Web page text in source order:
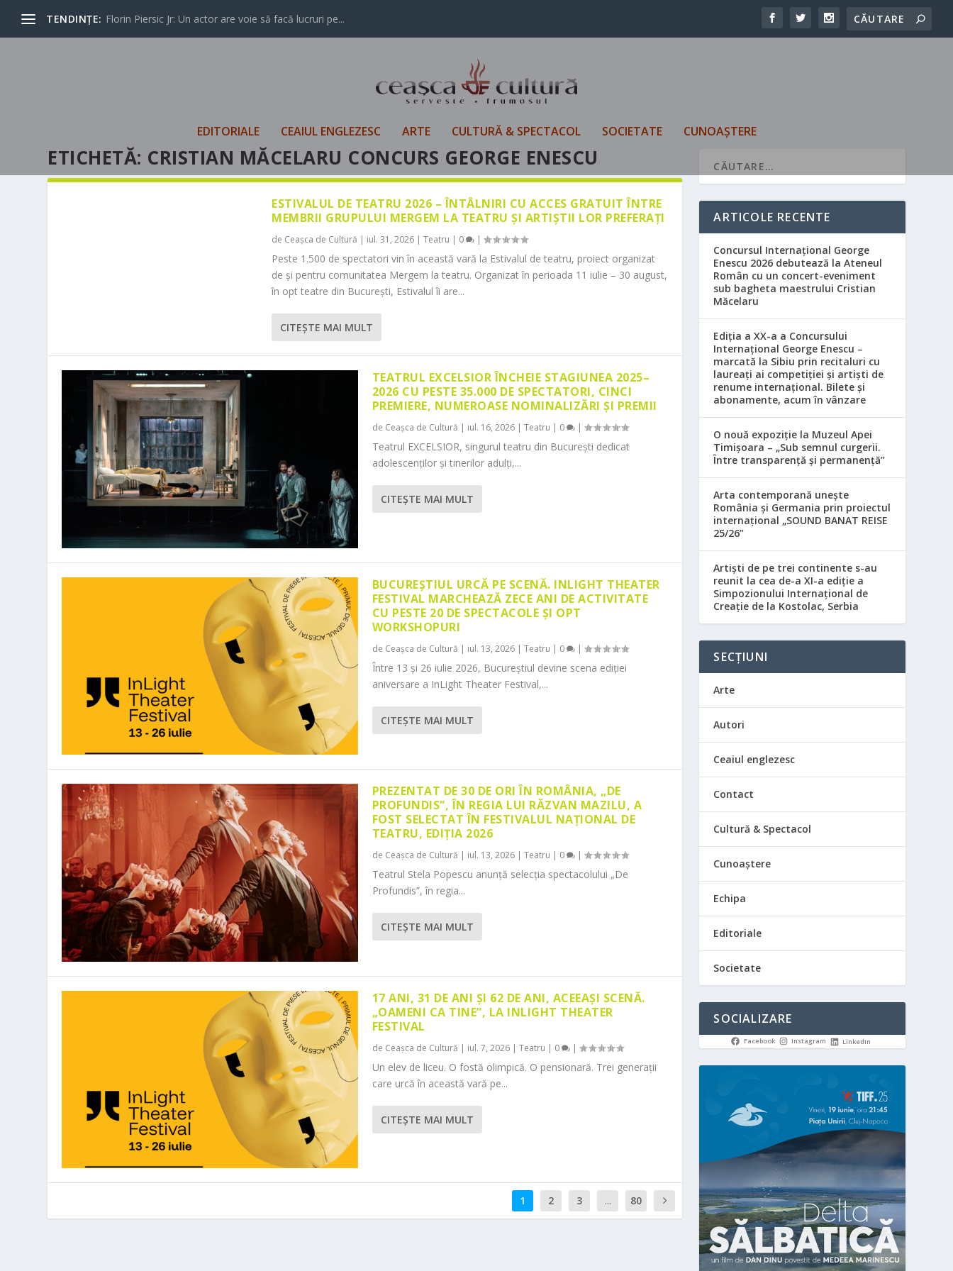
TENDINȚE: Florin Piersic Jr: Un actor are voie să facă lucruri pe...
EDITORIALE CEAIUL ENGLEZESC ARTE CULTURĂ & SPECTACOL SOCIETATE CUNOAȘTERE
ETICHETĂ: CRISTIAN MĂCELARU CONCURS GEORGE ENESCU
ESTIVALUL DE TEATRU 2026 – ÎNTÂLNIRI CU ACCES GRATUIT ÎNTRE
MEMBRII GRUPULUI MERGEM LA TEATRU ȘI ARTIȘTII LOR PREFERAȚI
de Ceașca de Cultură | iul. 31, 2026 |Teatru | 0 |
Peste 1.500 de spectatori vin în această vară la Estivalul de teatru, proiect organizat
de și pentru comunitatea Mergem la teatru. Organizat în perioada 11 iulie – 30 august,
în opt teatre din București, Estivalul îi are...
CITEŞTE MAI MULT
TEATRUL EXCELSIOR ÎNCHEIE STAGIUNEA 2025–
2026 CU PESTE 35.000 DE SPECTATORI, CINCI
PREMIERE, NUMEROASE NOMINALIZĂRI ȘI PREMII
de Ceașca de Cultură | iul. 16, 2026| Teatru | 0 |
Teatrul EXCELSIOR, singurul teatru din București dedicat
adolescenților și tinerilor adulți,...
CITEŞTE MAI MULT
BUCUREȘTIUL URCĂ PE SCENĂ. INLIGHT THEATER
FESTIVAL MARCHEAZĂ ZECE ANI DE ACTIVITATE
CU PESTE 20 DE SPECTACOLE ȘI OPT
WORKSHOPURI
de Ceașca de Cultură | iul. 13, 2026| Teatru | 0 |
Între 13 și 26 iulie 2026, Bucureștiul devine scena ediției
aniversare a InLight Theater Festival,...
CITEŞTE MAI MULT
PREZENTAT DE 30 DE ORI ÎN ROMÂNIA, „DE
PROFUNDIS”, ÎN REGIA LUI RĂZVAN MAZILU, A
FOST SELECTAT ÎN FESTIVALUL NAȚIONAL DE
TEATRU, EDIȚIA 2026
de Ceașca de Cultură | iul. 13, 2026| Teatru | 0 |
Teatrul Stela Popescu anunță selecția spectacolului „De
Profundis”, în regia...
CITEŞTE MAI MULT
17 ANI, 31 DE ANI ȘI 62 DE ANI, ACEEAȘI SCENĂ.
„OAMENI CA TINE”, LA INLIGHT THEATER
FESTIVAL
de Ceașca de Cultură | iul. 7, 2026| Teatru | 0 |
Un elev de liceu. O fostă olimpică. O pensionară. Trei generații
care urcă în această vară pe...
CITEŞTE MAI MULT
1 2 3 ... 80
ARTICOLE RECENTE
Concursul Internațional George
Enescu 2026 debutează la Ateneul
Român cu un concert-eveniment
sub bagheta maestrului Cristian
Măcelaru
Ediția a XX-a a Concursului
Internațional George Enescu –
marcată la Sibiu prin recitaluri cu
laureați ai competiției și artiști de
renume internațional. Bilete și
abonamente, acum în vânzare
O nouă expoziție la Muzeul Apei
Timișoara – „Sub semnul curgerii.
Între transparență și permanență”
Arta contemporană unește
România și Germania prin proiectul
internațional „SOUND BANAT REISE
25/26”
Artiști de pe trei continente s-au
reunit la cea de-a XI-a ediție a
Simpozionului Internațional de
Creație de la Kostolac, Serbia
SECȚIUNI
Arte
Autori
Ceaiul englezesc
Contact
Cultură & Spectacol
Cunoaștere
Echipa
Editoriale
Societate
SOCIALIZARE
Facebook Instagram LinkedIn